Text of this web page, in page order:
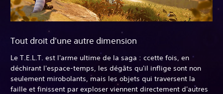
Tout droit d'une autre dimension
Le T.E.L.T. est l'arme ultime de la saga : ccette fois, en
déchirant l'espace-temps, les dégâts qu'il inflige sont non
seulement mirobolants, mais les objets qui traversent la
faille et finissent par exploser viennent directement d'autres